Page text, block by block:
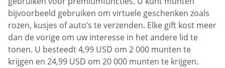
bijvoorbeeld gebruiken om virtuele geschenken zoals
rozen, kusjes of auto’s te verzenden. Elke gift kost meer
dan de vorige om uw interesse in het andere lid te
tonen. U besteedt 4,99 USD om 2 000 munten te
krijgen en 24,99 USD om 20 000 munten te krijgen.